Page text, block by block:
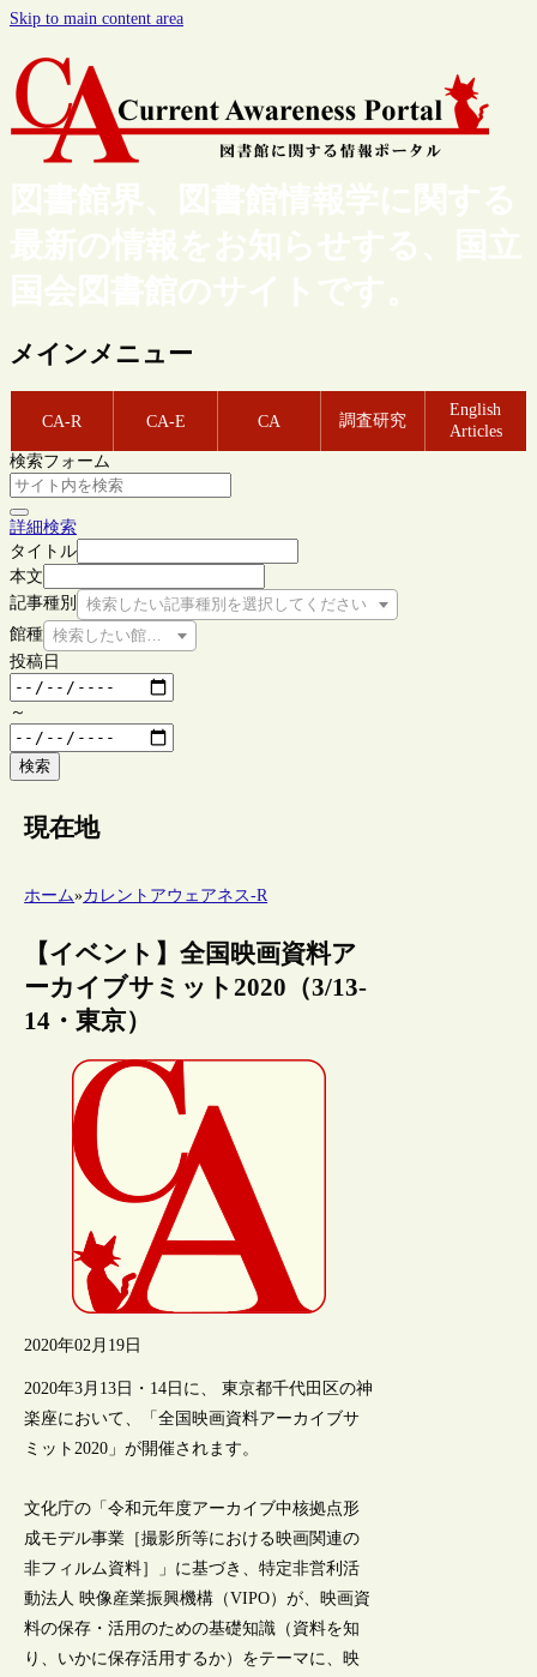
Skip to main content area
図書館界、図書館情報学に関する
最新の情報をお知らせする、国立
国会図書館のサイトです。
メインメニュー
CA-R CA-E CA 調査研究
English
Articles
検索フォーム
詳細検索
タイトル
本文
記事種別
検索したい記事種別を選択してください
館種 検索したい館種を選択してください
投稿日
～
検索
現在地
ホーム»カレントアウェアネス-R
【イベント】全国映画資料ア
ーカイブサミット2020（3/13-
14・東京）
2020年02月19日
2020年3月13日・14日に、 東京都千代田区の神
楽座において、「全国映画資料アーカイブサ
ミット2020」が開催されます。
文化庁の「令和元年度アーカイブ中核拠点形
成モデル事業［撮影所等における映画関連の
非フィルム資料］」に基づき、特定非営利活
動法人 映像産業振興機構（VIPO）が、映画資
料の保存・活用のための基礎知識（資料を知
り、いかに保存活用するか）をテーマに、映